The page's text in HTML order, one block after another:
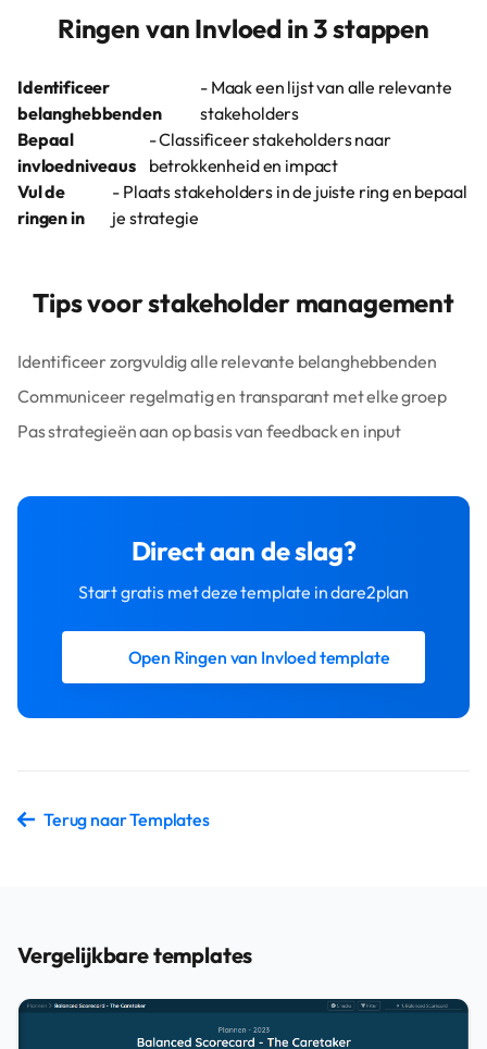
Ringen van Invloed in 3 stappen
Identificeer
belanghebbenden
- Maak een lijst van alle relevante
stakeholders
Bepaal
invloedniveaus
- Classificeer stakeholders naar
betrokkenheid en impact
Vul de
ringen in
- Plaats stakeholders in de juiste ring en bepaal
je strategie
Tips voor stakeholder management
Identificeer zorgvuldig alle relevante belanghebbenden
Communiceer regelmatig en transparant met elke groep
Pas strategieën aan op basis van feedback en input
Direct aan de slag?
Start gratis met deze template in dare2plan
Open Ringen van Invloed template
Terug naar Templates
Vergelijkbare templates